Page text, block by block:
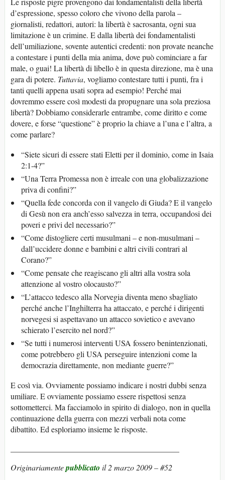
d’espressione, spesso coloro che vivono della parola –
giornalisti, redattori, autori: la libertà è sacrosanta, ogni sua
limitazione è un crimine. E dalla libertà dei fondamentalisti
dell’umiliazione, sovente autentici credenti: non provate neanche
a contestare i punti della mia anima, dove può cominciare a far
male, o guai! La libertà di libello è in questa direzione, ma è una
gara di potere. Tuttavia, vogliamo contestare tutti i punti, fra i
tanti quelli appena usati sopra ad esempio! Perché mai
dovremmo essere così modesti da propugnare una sola preziosa
libertà? Dobbiamo considerarle entrambe, come diritto e come
dovere, e forse “questione” è proprio la chiave a l’una e l’altra, a
come parlare?
“Siete sicuri di essere stati Eletti per il dominio, come in Isaia
2:1-4?”
“Una Terra Promessa non è irreale con una globalizzazione
priva di confini?”
“Quella fede concorda con il vangelo di Giuda? E il vangelo
di Gesù non era anch’esso salvezza in terra, occupandosi dei
poveri e privi del necessario?”
“Come distogliere certi musulmani – e non-musulmani –
dall’uccidere donne e bambini e altri civili contrari al
Corano?”
“Come pensate che reagiscano gli altri alla vostra sola
attenzione al vostro olocausto?”
“L’attacco tedesco alla Norvegia diventa meno sbagliato
perché anche l’Inghilterra ha attaccato, e perché i dirigenti
norvegesi si aspettavano un attacco sovietico e avevano
schierato l’esercito nel nord?”
“Se tutti i numerosi interventi USA fossero benintenzionati,
come potrebbero gli USA perseguire intenzioni come la
democrazia direttamente, non mediante guerre?”
E così via. Ovviamente possiamo indicare i nostri dubbi senza
umiliare. E ovviamente possiamo essere rispettosi senza
sottometterci. Ma facciamolo in spirito di dialogo, non in quella
continuazione della guerra con mezzi verbali nota come
dibattito. Ed esploriamo insieme le risposte.
Originariamentepubblicato il 2 marzo 2009 – #52